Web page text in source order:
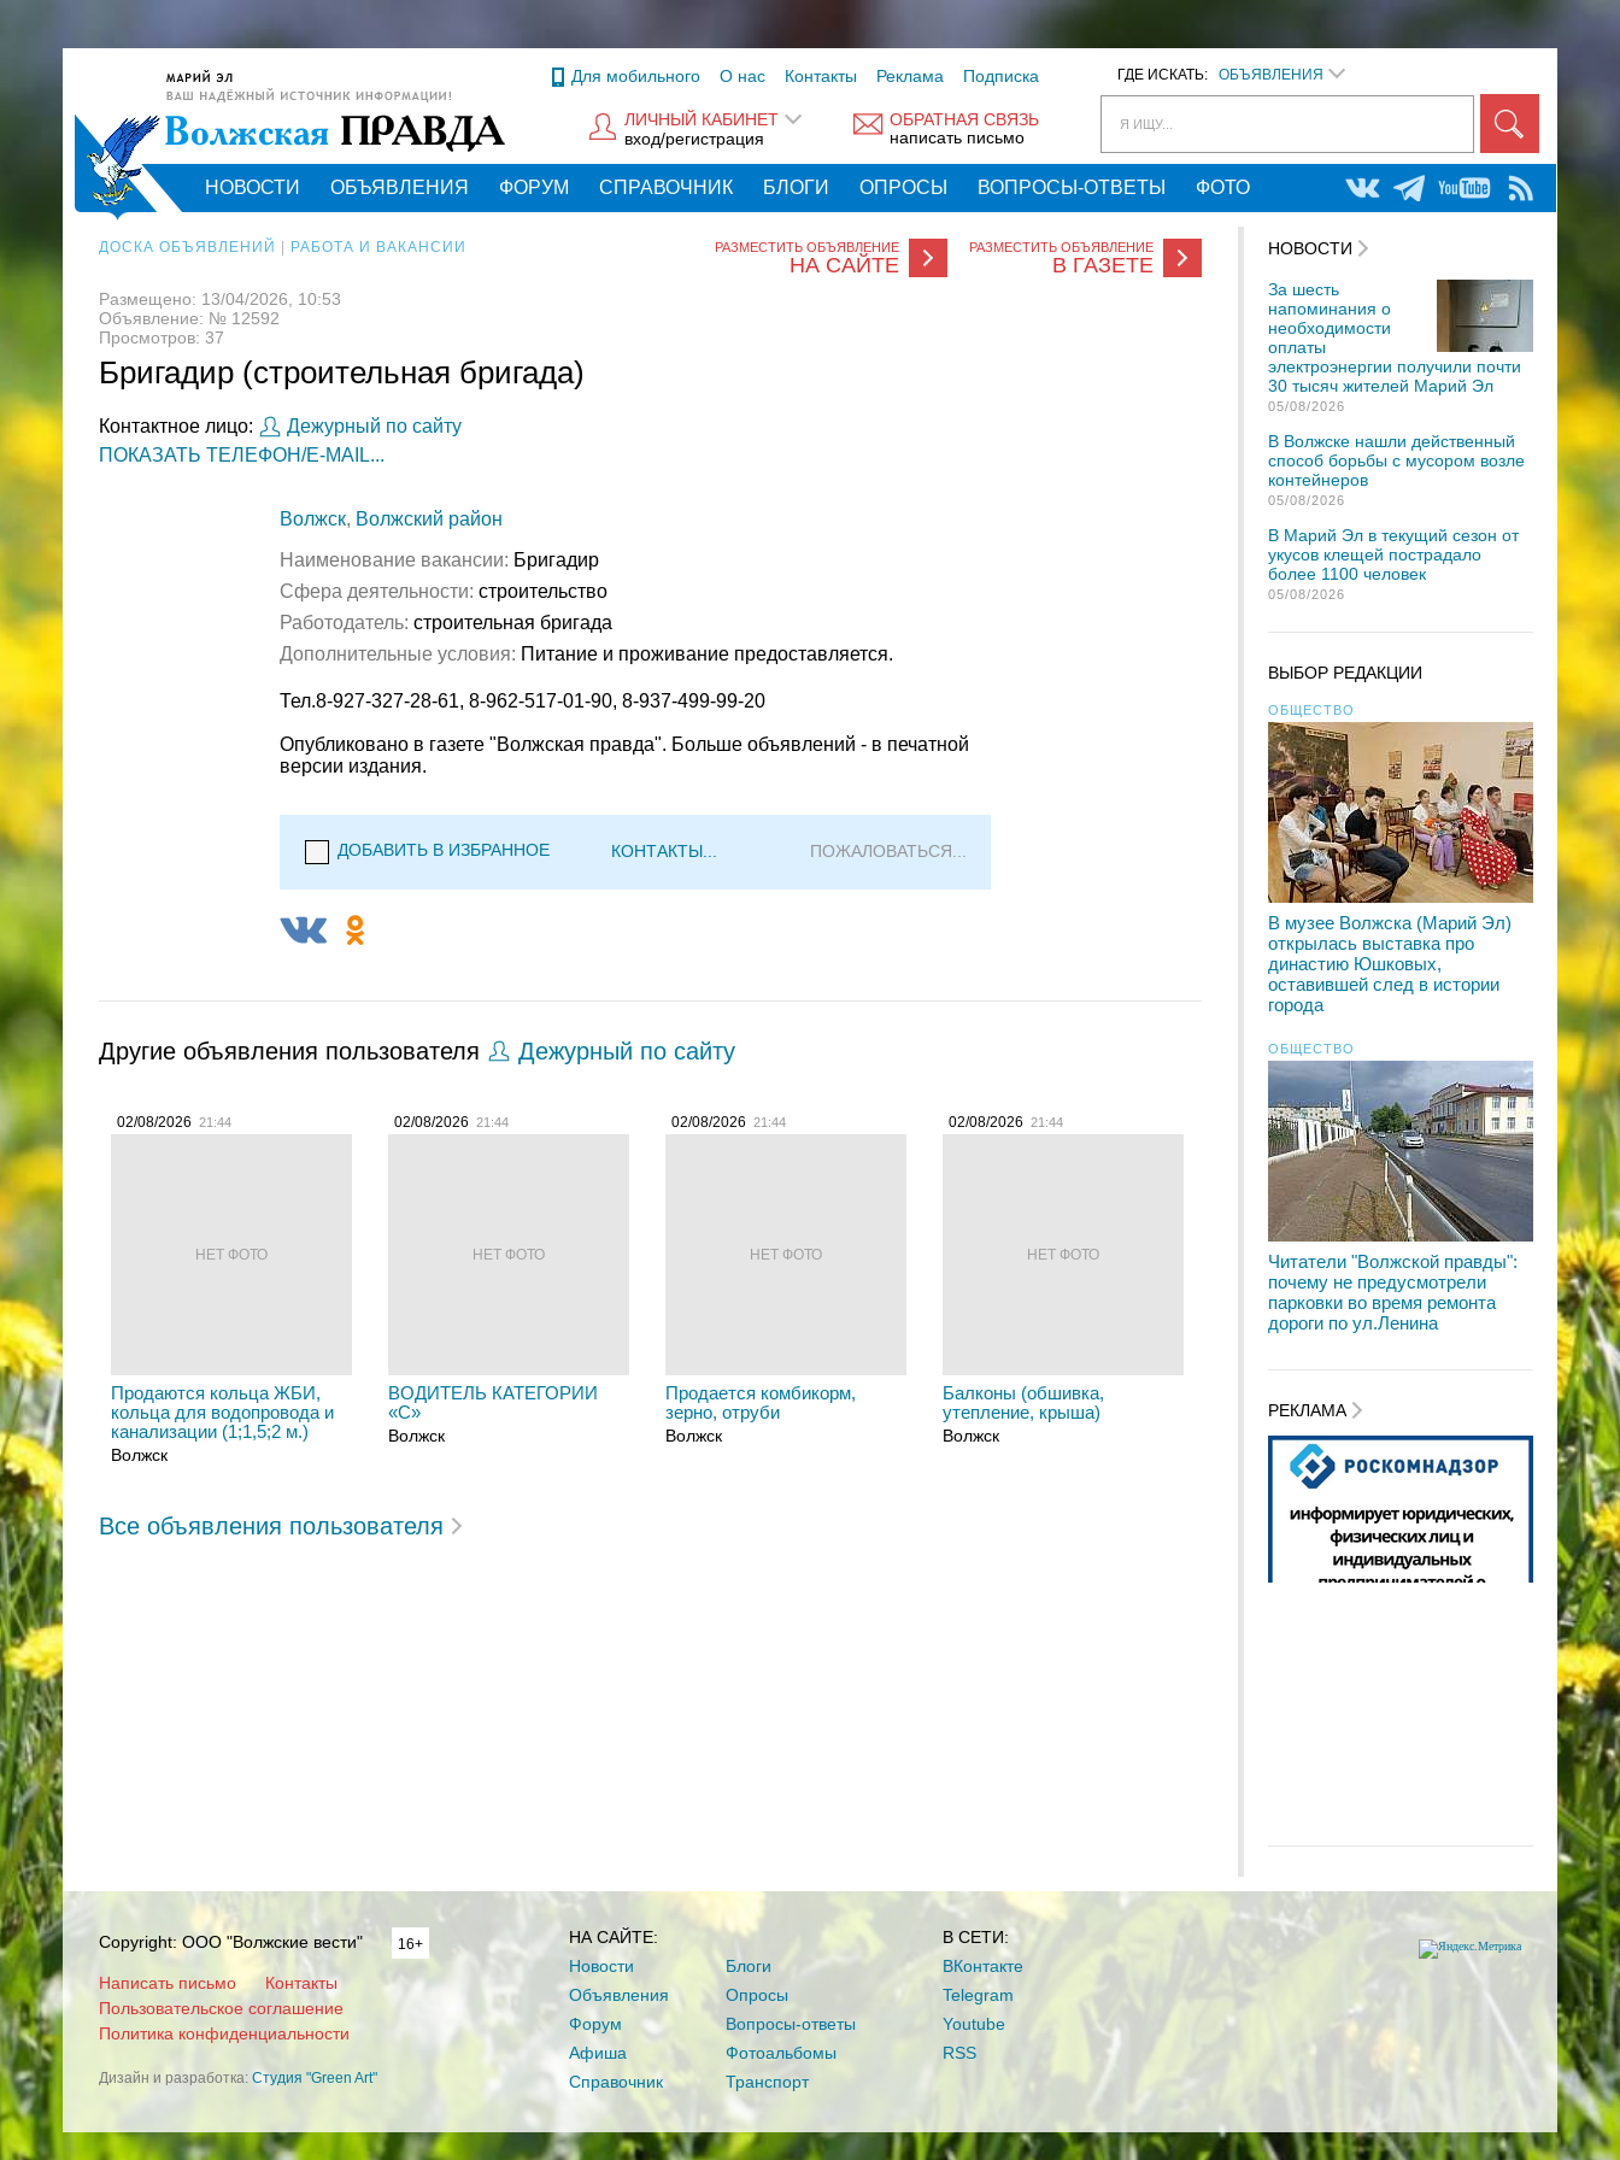
ГДЕ ИСКАТЬ: ОБЪЯВЛЕНИЯ
Я ИЩУ...
Для мобильного О нас Контакты Реклама Подписка
ОБРАТНАЯ СВЯЗЬ
написать письмо
ЛИЧНЫЙ КАБИНЕТ
вход/регистрация
НОВОСТИ ОБЪЯВЛЕНИЯ ФОРУМ СПРАВОЧНИК БЛОГИ ОПРОСЫ ВОПРОСЫ-ОТВЕТЫ ФОТО
РАЗМЕСТИТЬ ОБЪЯВЛЕНИЕ
НА САЙТЕ
РАЗМЕСТИТЬ ОБЪЯВЛЕНИЕ
В ГАЗЕТЕ
ДОСКА ОБЪЯВЛЕНИЙ РАБОТА И ВАКАНСИИ
Размещено: 13/04/2026, 10:53
Объявление: № 12592
Просмотров: 37
Бригадир (строительная бригада)
Контактное лицо:
Дежурный по сайту
ПОКАЗАТЬ ТЕЛЕФОН/E-MAIL...
Волжск, Волжский район
Наименование вакансии: Бригадир
Сфера деятельности: строительство
Работодатель: строительная бригада
Дополнительные условия: Питание и проживание предоставляется.
Тел.8-927-327-28-61, 8-962-517-01-90, 8-937-499-99-20
Опубликовано в газете "Волжская правда". Больше объявлений - в печатной
версии издания.
ДОБАВИТЬ В ИЗБРАННОЕ ПОЖАЛОВАТЬСЯ...
КОНТАКТЫ...
Другие объявления пользователя Дежурный по сайту
02/08/2026 21:44
НЕТ ФОТО
Продаются кольца ЖБИ,
кольца для водопровода и
канализации (1;1,5;2 м.)
Волжск
02/08/2026 21:44
НЕТ ФОТО
ВОДИТЕЛЬ КАТЕГОРИИ
«C»
Волжск
02/08/2026 21:44
НЕТ ФОТО
Продается комбикорм,
зерно, отруби
Волжск
02/08/2026 21:44
НЕТ ФОТО
Балконы (обшивка,
утепление, крыша)
Волжск
Все объявления пользователя
НОВОСТИ
За шесть
напоминания о
необходимости
оплаты
электроэнергии получили почти
30 тысяч жителей Марий Эл
05/08/2026
В Волжске нашли действенный
способ борьбы с мусором возле
контейнеров
05/08/2026
В Марий Эл в текущий сезон от
укусов клещей пострадало
более 1100 человек
05/08/2026
ВЫБОР РЕДАКЦИИ
ОБЩЕСТВО
В музее Волжска (Марий Эл)
открылась выставка про
династию Юшковых,
оставившей след в истории
города
ОБЩЕСТВО
Читатели "Волжской правды":
почему не предусмотрели
парковки во время ремонта
дороги по ул.Ленина
РЕКЛАМА
Copyright: ООО "Волжские вести" 16+
Написать письмо
Контакты
Пользовательское соглашение
Политика конфиденциальности
Дизайн и разработка: Студия "Green Art"
НА САЙТЕ:
Новости
Объявления
Форум
Афиша
Справочник
Блоги
Опросы
Вопросы-ответы
Фотоальбомы
Транспорт
В СЕТИ:
ВКонтакте
Telegram
Youtube
RSS